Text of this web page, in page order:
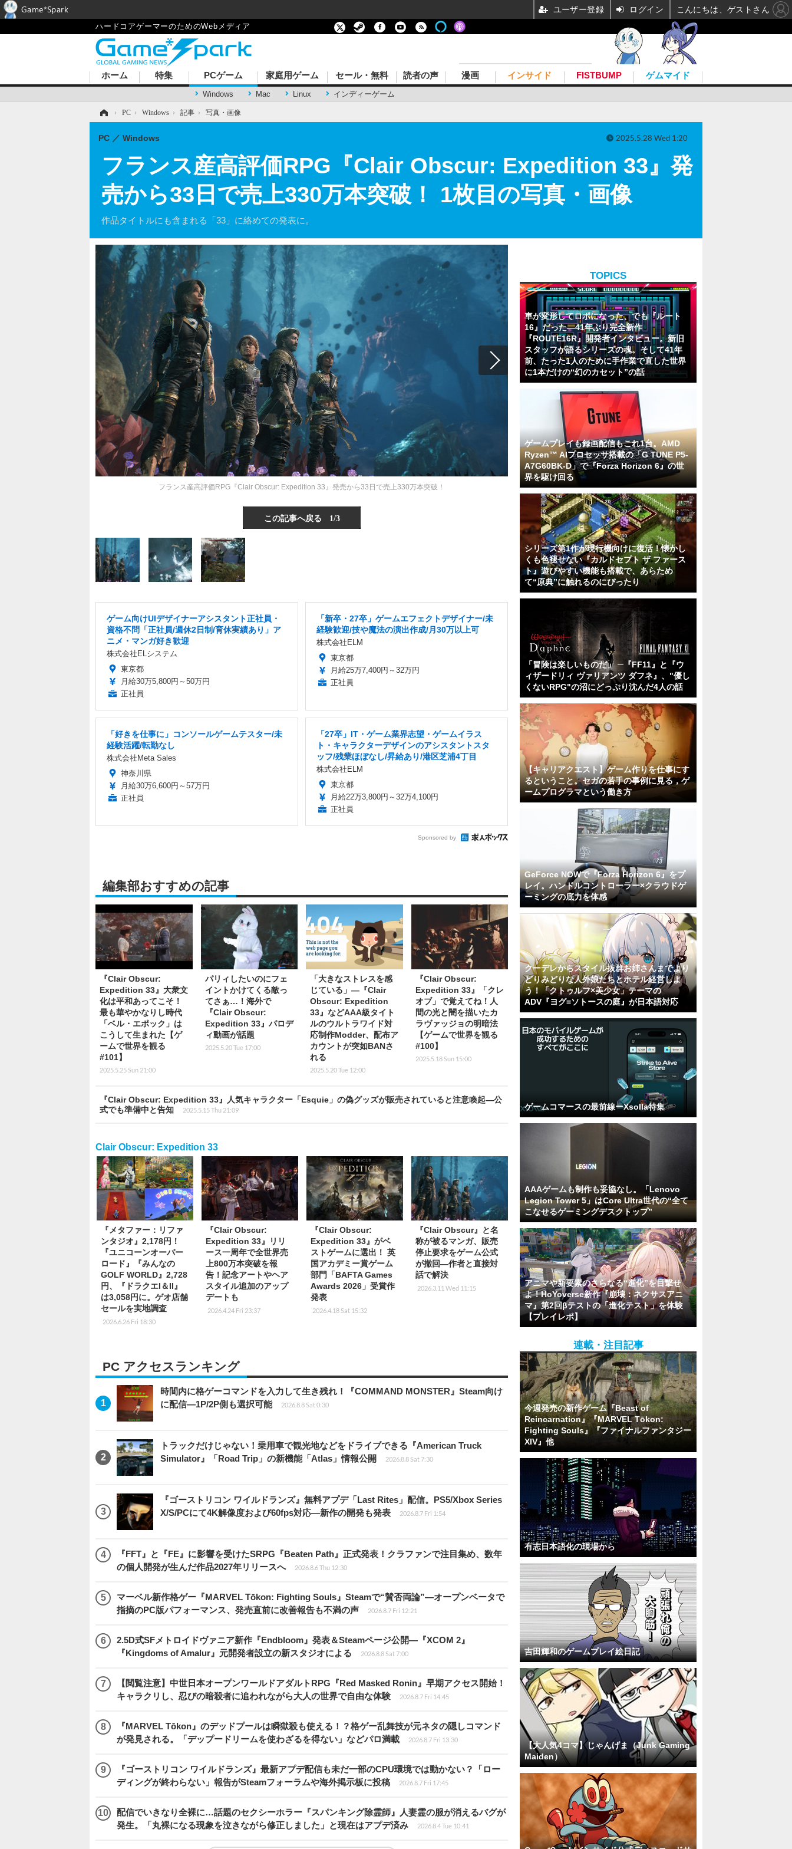
ハードコアゲーマーのためのWebメディア
ホーム 特集 PCゲーム
Windows Mac Linux インディーゲーム
家庭用ゲーム セール・無料 読者の声 漫画 インサイド FISTBUMP ゲムマイド
› PC › Windows › 記事 › 写真・画像
フランス産高評価RPG『Clair Obscur: Expedition 33』発
売から33日で売上330万本突破！ 1枚目の写真・画像
作品タイトルにも含まれる「33」に絡めての発表に。
PC Windows 2025.5.28 Wed 1:20
フランス産高評価RPG『Clair Obscur: Expedition 33』発売から33日で売上330万本突破！
この記事へ戻る 1/3
ゲーム向けUIデザイナーアシスタント正社員・
資格不問「正社員/週休2日制/育休実績あり」ア
ニメ・マンガ好き歓迎
株式会社ELシステム
東京都
月給30万5,800円～50万円
正社員
「新卒・27卒」ゲームエフェクトデザイナー/未
経験歓迎/技や魔法の演出作成/月30万以上可
株式会社ELM
東京都
月給25万7,400円～32万円
正社員
「好きを仕事に」コンソールゲームテスター/未
経験活躍/転勤なし
株式会社Meta Sales
神奈川県
月給30万6,600円～57万円
正社員
「27卒」IT・ゲーム業界志望・ゲームイラス
ト・キャラクターデザインのアシスタントスタ
ッフ/残業ほぼなし/昇給あり/港区芝浦4丁目
株式会社ELM
東京都
月給22万3,800円～32万4,100円
正社員
Sponsored by
編集部おすすめの記事
『Clair Obscur:
Expedition 33』大衆文
化は平和あってこそ！
最も華やかなりし時代
「ベル・エポック」は
こうして生まれた【ゲ
ームで世界を観る
#101】
2025.5.25 Sun 21:00
パリィしたいのにフェ
イントかけてくる敵っ
てさぁ…！海外で
『Clair Obscur:
Expedition 33』パロデ
ィ動画が話題
2025.5.20 Tue 17:00
「大きなストレスを感
じている」―『Clair
Obscur: Expedition
33』などAAA級タイト
ルのウルトラワイド対
応制作Modder、配布ア
カウントが突如BANさ
れる
2025.5.20 Tue 12:00
『Clair Obscur:
Expedition 33』「クレ
オブ」で覚えてね！人
間の光と闇を描いたカ
ラヴァッジョの明暗法
【ゲームで世界を観る
#100】
2025.5.18 Sun 15:00
『Clair Obscur: Expedition 33』人気キャラクター「Esquie」の偽グッズが販売されていると注意喚起―公
式でも準備中と告知
2025.5.15 Thu 21:09
Clair Obscur: Expedition 33
『メタファー：リファ
ンタジオ』2,178円！
『ユニコーンオーバー
ロード』『みんなの
GOLF WORLD』2,728
円、『ドラクエI＆II』
は3,058円に。ゲオ店舗
セールを実地調査
2026.6.26 Fri 18:30
『Clair Obscur:
Expedition 33』リリ
ース一周年で全世界売
上800万本突破を報
告！記念アートやヘア
スタイル追加のアップ
デートも
2026.4.24 Fri 23:37
『Clair Obscur:
Expedition 33』がベ
ストゲームに選出！ 英
国アカデミー賞ゲーム
部門「BAFTA Games
Awards 2026」受賞作
発表
2026.4.18 Sat 15:32
『Clair Obscur』と名
称が被るマンガ、販売
停止要求をゲーム公式
が撤回―作者と直接対
話で解決
2026.3.11 Wed 11:15
PC アクセスランキング
時間内に格ゲーコマンドを入力して生き残れ！『COMMAND MONSTER』Steam向け
に配信―1P/2P側も選択可能
2026.8.8 Sat 0:30
トラックだけじゃない！乗用車で観光地などをドライブできる『American Truck
Simulator』「Road Trip」の新機能「Atlas」情報公開
2026.8.8 Sat 7:30
『ゴーストリコン ワイルドランズ』無料アプデ「Last Rites」配信。PS5/Xbox Series
X/S/PCにて4K解像度および60fps対応―新作の開発も発表
2026.8.7 Fri 1:54
『FFT』と『FE』に影響を受けたSRPG『Beaten Path』正式発表！クラファンで注目集め、数年
の個人開発が生んだ作品2027年リリースへ
2026.8.6 Thu 12:30
マーベル新作格ゲー『MARVEL Tōkon: Fighting Souls』Steamで“賛否両論”―オープンベータで
指摘のPC版パフォーマンス、発売直前に改善報告も不満の声
2026.8.7 Fri 12:21
2.5D式SFメトロイドヴァニア新作『Endbloom』発表＆Steamページ公開―『XCOM 2』
『Kingdoms of Amalur』元開発者設立の新スタジオによる
2026.8.8 Sat 7:00
【閲覧注意】中世日本オープンワールドアダルトRPG『Red Masked Ronin』早期アクセス開始！
キャラクリし、忍びの暗殺者に追われながら大人の世界で自由な体験
2026.8.7 Fri 14:45
『MARVEL Tōkon』のデッドプールは瞬獄殺も使える！？格ゲー乱舞技が元ネタの隠しコマンド
が発見される。「デップードリームを使わざるを得ない」などパロ満載
2026.8.7 Fri 13:30
『ゴーストリコン ワイルドランズ』最新アプデ配信も未だ一部のCPU環境では動かない？「ロー
ディングが終わらない」報告がSteamフォーラムや海外掲示板に投稿
2026.8.7 Fri 17:45
配信でいきなり全裸に…話題のセクシーホラー『スパンキング除霊師』人妻霊の服が消えるバグが
発生。「丸裸になる現象を泣きながら修正しました」と現在はアプデ済み
2026.8.4 Tue 10:41
TOPICS
車が変形してロボになった、でも『ルート
16』だった―41年ぶり完全新作
『ROUTE16R』開発者インタビュー。新旧
スタッフが語るシリーズの魂。そして41年
前、たった1人のために手作業で直した世界
に1本だけの“幻のカセット”の話
ゲームプレイも録画配信もこれ1台。AMD
Ryzen™ AIプロセッサ搭載の「G TUNE P5-
A7G60BK-D」で『Forza Horizon 6』の世
界を駆け回る
シリーズ第1作が現行機向けに復活！懐かし
くも色褪せない『カルドセプト ザ ファース
ト』遊びやすい機能も搭載で、あらため
て“原典”に触れるのにぴったり
「冒険は楽しいものだ」 ─『FF11』と『ウ
ィザードリィ ヴァリアンツ ダフネ』、"優し
くないRPG"の沼にどっぷり沈んだ4人の話
【キャリアクエスト】ゲーム作りを仕事にす
るということ。セガの若手の事例に見る，ゲ
ームプログラマという働き方
GeForce NOWで『Forza Horizon 6』をプ
レイ。ハンドルコントローラー×クラウドゲ
ーミングの底力を体感
クーデレからスタイル抜群お姉さんまでより
どりみどりな人外娘たちとホテル経営しよ
う！「クトゥルフ×美少女」テーマの
ADV『ヨグ=ソトースの庭』が日本語対応
ゲームコマースの最前線ーXsolla特集
AAAゲームも制作も妥協なし。「Lenovo
Legion Tower 5」はCore Ultra世代の“全て
こなせるゲーミングデスクトップ”
アニマや新要素のさらなる“進化”を目撃せ
よ！HoYoverse新作『崩壊：ネクサスアニ
マ』第2回βテストの「進化テスト」を体験
【プレイレポ】
連載・注目記事
今週発売の新作ゲーム『Beast of
Reincarnation』『MARVEL Tōkon:
Fighting Souls』『ファイナルファンタジー
XIV』他
有志日本語化の現場から
吉田輝和のゲームプレイ絵日記
【大人気4コマ】じゃんげま（Junk Gaming
Maiden）
Game*Spark ユーザー登録 ログイン こんにちは、ゲストさん